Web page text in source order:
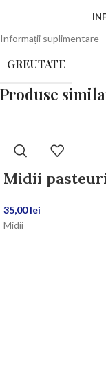
Informații suplimentare
GREUTATE
Produse
Midii
35,00lei
Midii